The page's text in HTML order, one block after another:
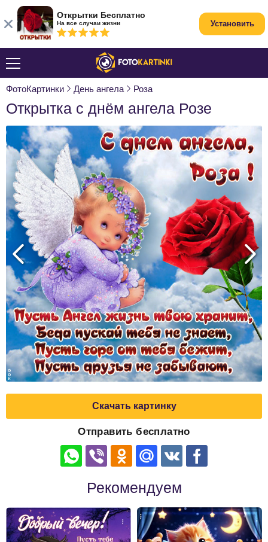
ФотоКартинки День ангела Роза
Открытка с днём ангела Розе
Скачать картинку
Отправить бесплатно
Рекомендуем
Открытки Бесплатно
На все случаи жизни Установить